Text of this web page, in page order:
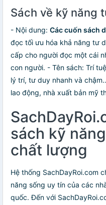
Sách về kỹ năng
- Nội dung: Các cuốn sách
đọc tối ưu hóa khả năng tư
cấp cho người đọc một cái
con người. - Tên sách: Trí
lý trí, tư duy nhanh và
lao động, nhà xuất bản mỹ
sách kỹ
chất lượng
Hệ thống SachDayRoi.com
năng sống uy tín của các
quốc. Đến với